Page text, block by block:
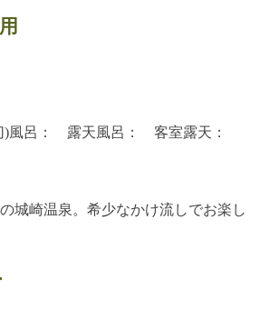
風呂： 露天風呂： 客室露天：
城崎温泉。希少なかけ流しでお楽し